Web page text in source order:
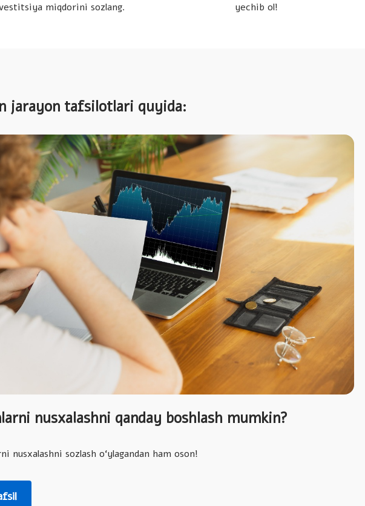
miqdorini sozlang.
yechib ol!
jarayon tafsilotlari quyida:
nusxalashni qanday boshlash mumkin?
nusxalashni sozlash o‘ylagandan ham oson!